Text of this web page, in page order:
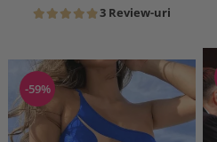
3 Review-uri
-59%